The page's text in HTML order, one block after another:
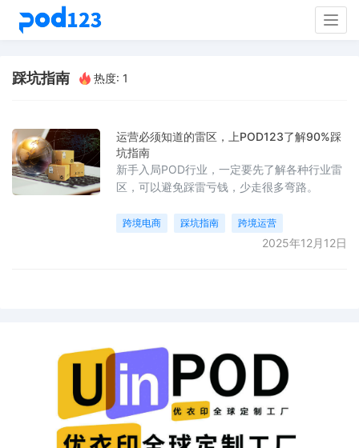
踩坑指南 热度: 1
运营必须知道的雷区，上POD123了解90%踩
坑指南
新手入局POD行业，一定要先了解各种行业雷
区，可以避免踩雷亏钱，少走很多弯路。
跨境电商 踩坑指南 跨境运营
2025年12月12日